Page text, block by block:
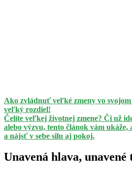
Ako zvládnuť veľké zmeny vo
veľký rozdiel!
Čelíte veľkej životnej zmene? Či už
alebo výzvu, tento článok vám ukáže,
a nájsť v sebe silu aj pokoj.
Unavená hlava, unavené